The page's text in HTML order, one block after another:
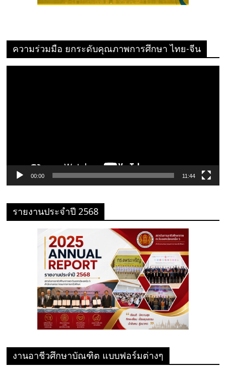
ความร่วมมือ ยกระดับคุณภาพการศึกษา ไทย-จีน
00:00 11:44
รายงานประจำปี 2568
งานอาชีวศึกษาบัณฑิต แบบฟอร์มต่างๆ